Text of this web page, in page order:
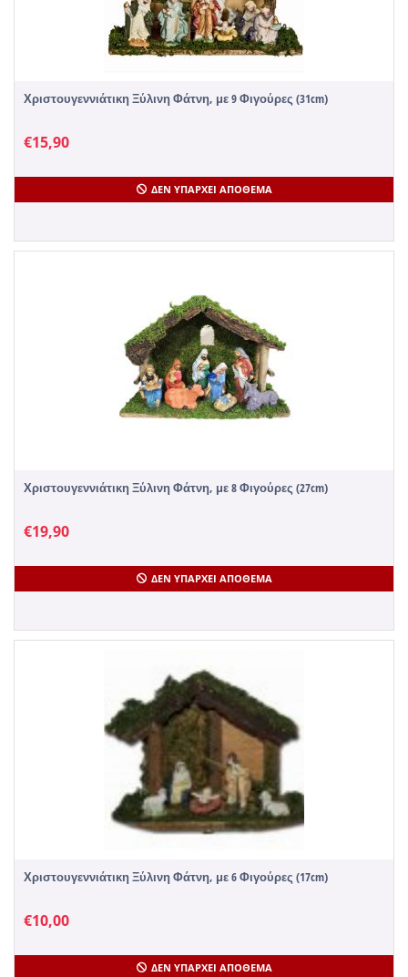
Χριστουγεννιάτικη Ξύλινη Φάτνη, με 9 Φιγούρες (31cm)
€15,90
ΔΕΝ ΥΠΆΡΧΕΙ ΑΠΌΘΕΜΑ
Χριστουγεννιάτικη Ξύλινη Φάτνη, με 8 Φιγούρες (27cm)
€19,90
ΔΕΝ ΥΠΆΡΧΕΙ ΑΠΌΘΕΜΑ
Χριστουγεννιάτικη Ξύλινη Φάτνη, με 6 Φιγούρες (17cm)
€10,00
ΔΕΝ ΥΠΆΡΧΕΙ ΑΠΌΘΕΜΑ